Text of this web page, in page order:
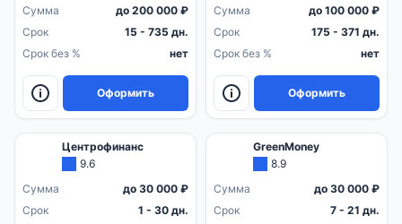
Сумма
до 200 000 ₽
Срок
15 - 735 дн.
Срок без %
нет
Оформить
Сумма
до 100 000 ₽
Срок
175 - 371 дн.
Срок без %
нет
Оформить
Центрофинанс
9.6
Сумма
до 30 000 ₽
Срок
1 - 30 дн.
GreenMoney
8.9
Сумма
до 30 000 ₽
Срок
7 - 21 дн.